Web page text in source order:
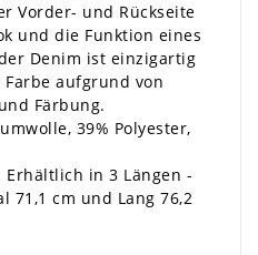
Vorder- und Rückseite
und die Funktion eines
Denim ist einzigartig
aufgrund von
Färbung.
39% Polyester,
Erhältlich in 3 Längen -
71,1 cm und Lang 76,2